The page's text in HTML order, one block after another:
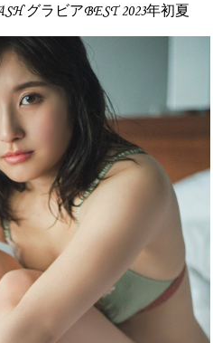
グラビアBEST 2023年初夏